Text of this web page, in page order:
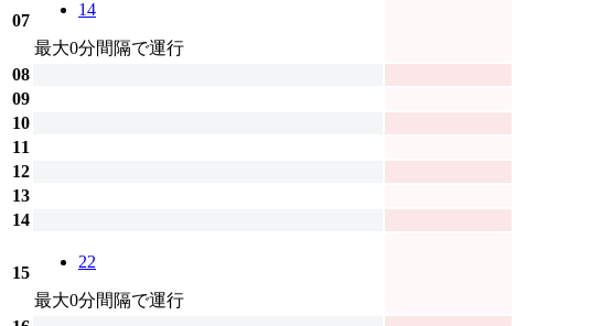
07
14
最大0分間隔で運行
08
09
10
11
12
13
14
15
22
最大0分間隔で運行